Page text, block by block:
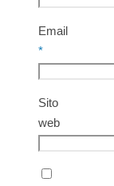
Email
*
Sito
web